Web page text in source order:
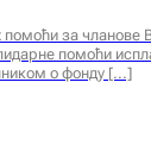
помоћи за чланове
помоћи
о фонду